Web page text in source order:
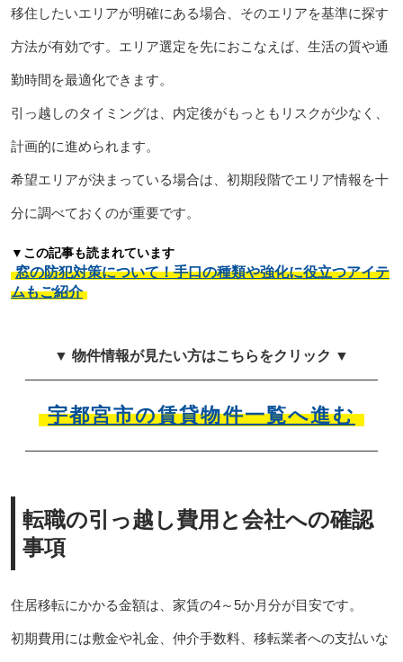
移住したいエリアが明確にある場合、そのエリアを基準に探す
方法が有効です。エリア選定を先におこなえば、生活の質や通
勤時間を最適化できます。
引っ越しのタイミングは、内定後がもっともリスクが少なく、
計画的に進められます。
希望エリアが決まっている場合は、初期段階でエリア情報を十
分に調べておくのが重要です。
▼この記事も読まれています
窓の防犯対策について！手口の種類や強化に役立つアイテ
ムもご紹介
▼ 物件情報が見たい方はこちらをクリック ▼
宇都宮市の賃貸物件一覧へ進む
転職の引っ越し費用と会社への確認
事項
住居移転にかかる金額は、家賃の4～5か月分が目安です。
初期費用には敷金や礼金、仲介手数料、移転業者への支払いな